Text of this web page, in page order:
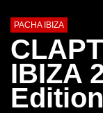
PACHA IBIZA
IBIZA